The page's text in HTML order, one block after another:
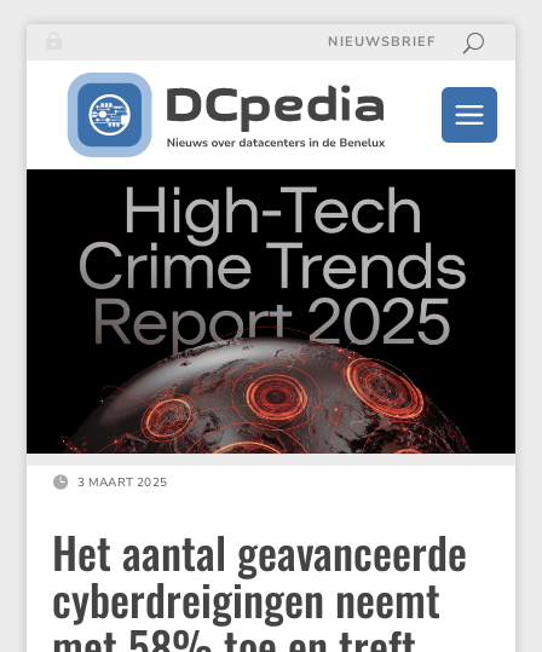
NIEUWSBRIEF
 3 MAART 2025
Het aantal geavanceerde
cyberdreigingen neemt